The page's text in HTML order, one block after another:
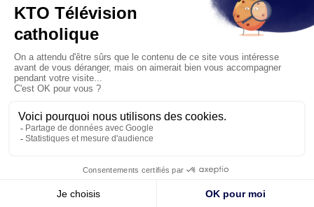
La visite pastorale du pape Léon
XIV à Assise à suivre sur KTO le
jeudi 6 août
Le pape en Uruguay, Argentine et
Pérou du 6 au 17 novembre 2026
© KTO 2026 — Mentions légales